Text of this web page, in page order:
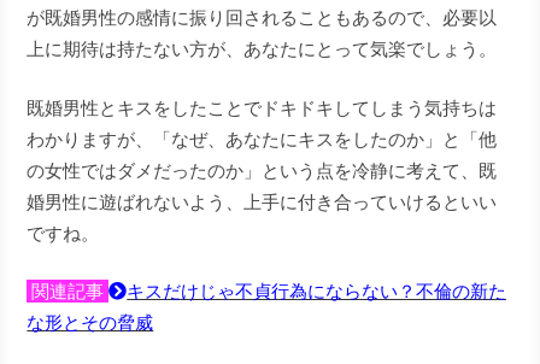
が既婚男性の感情に振り回されることもあるので、必要以
上に期待は持たない方が、あなたにとって気楽でしょう。
既婚男性とキスをしたことでドキドキしてしまう気持ちは
わかりますが、「なぜ、あなたにキスをしたのか」と「他
の女性ではダメだったのか」という点を冷静に考えて、既
婚男性に遊ばれないよう、上手に付き合っていけるといい
ですね。
関連記事
キスだけじゃ不貞行為にならない？不倫の新た
な形とその脅威